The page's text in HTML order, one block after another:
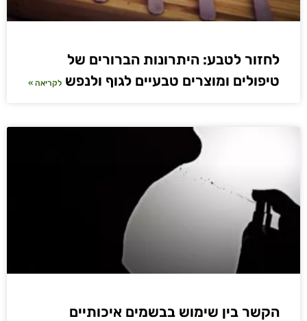
לחזור לטבע: היתרונות הברורים של
טיפולים ומוצרים טבעיים לגוף ולנפש לקריאה »
הקשר בין שימוש בבשמים איכותיים